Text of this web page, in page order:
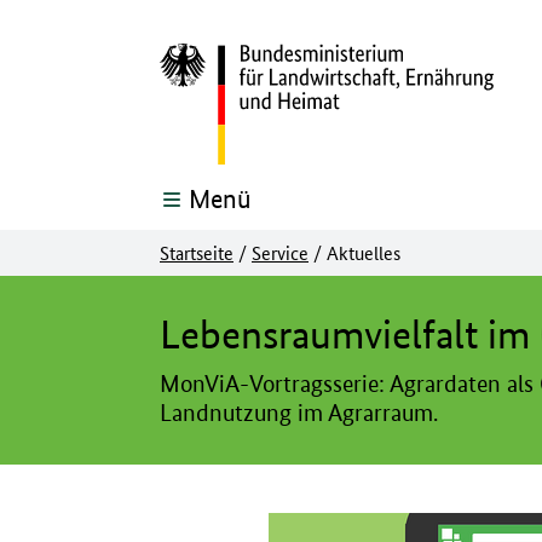
Menü
Startseite / Service /Aktuelles
Lebensraumvielfalt
MonViA-Vortragsserie: Agrardaten
Landnutzung im Agrarraum.